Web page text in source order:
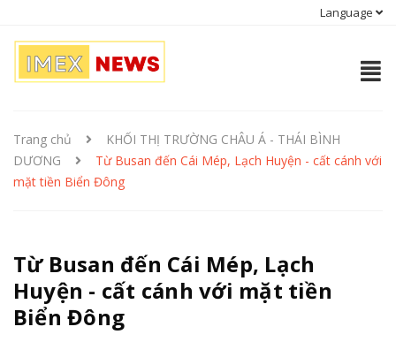
Language
Trang chủ
KHỐI THỊ TRƯỜNG CHÂU Á - THÁI BÌNH
DƯƠNG
Từ Busan đến Cái Mép, Lạch Huyện - cất cánh với
mặt tiền Biển Đông
Từ Busan đến Cái Mép, Lạch
Huyện - cất cánh với mặt tiền
Biển Đông